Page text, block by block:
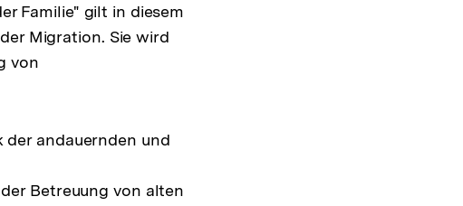
Familie" gilt in diesem
Migration. Sie wird
von
der andauernden und
Betreuung von alten